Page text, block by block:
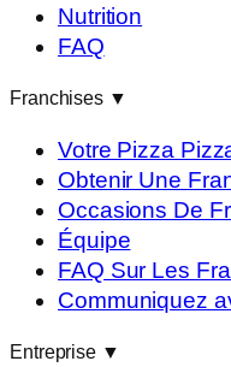
Nutrition
FAQ
Franchises ▼
Votre Pizza
Obtenir Une
Occasions De
Équipe
FAQ Sur Les
Communiquez
Entreprise ▼